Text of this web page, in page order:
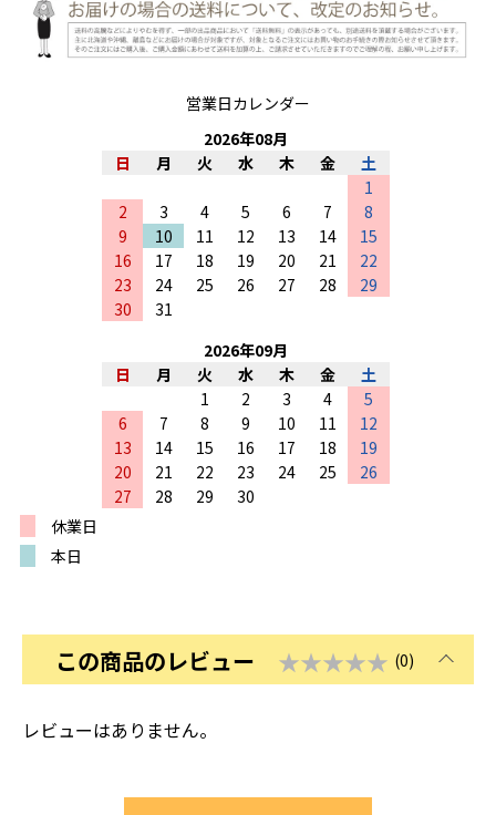
営業日カレンダー
2026年08月
日
月 火 水 木 金
土
1
2
3 4 5 6 7
8
9
10 11 12 13 14
15
16
17 18 19 20 21
22
23
24 25 26 27 28
29
30
31
2026年09月
日
月 火 水 木 金
土
1
2 3 4
5
6
7 8 9 10 11
12
13
14 15 16 17 18
19
20
21 22 23 24 25
26
27
28 29
30
休業日
本日
この商品のレビュー ★★★★★ (0)
レビューはありません。